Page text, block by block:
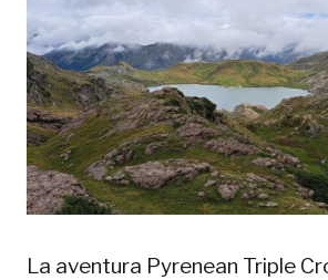
La aventura Pyrenean Triple